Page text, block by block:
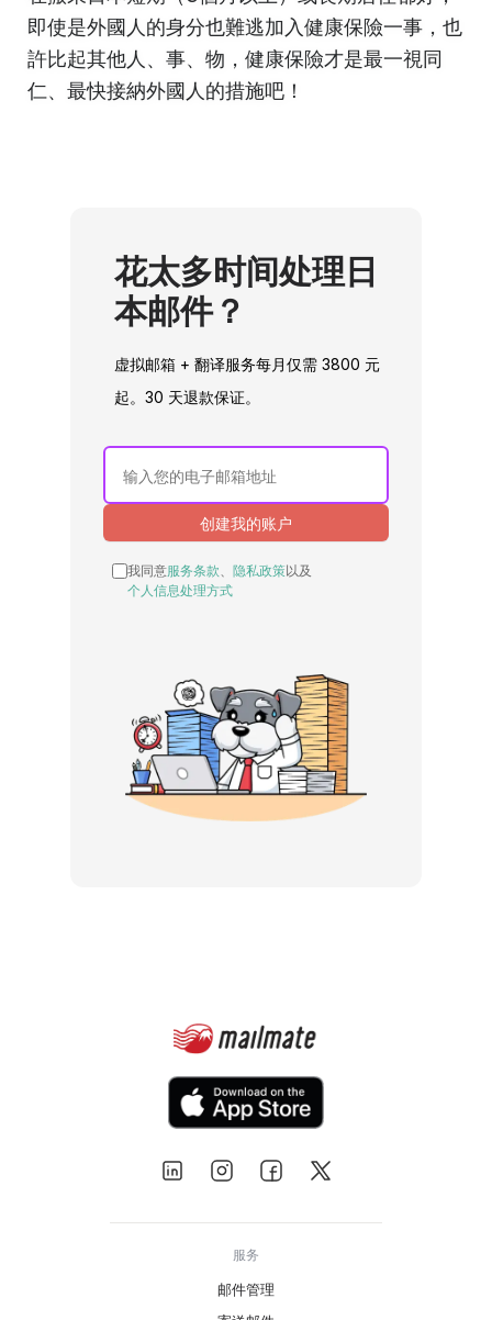
即使是外國人的身分也難逃加入健康保險一事，也
許比起其他人、事、物，健康保險才是最一視同
仁、最快接納外國人的措施吧！
花太多时间处理日
本邮件？
虚拟邮箱 + 翻译服务每月仅需 3800 元
起。30 天退款保证。
If you
are a
human,
field
创建我的账户
我同意服务条款、 隐私政策以及
个人信息处理方式
服务
邮件管理